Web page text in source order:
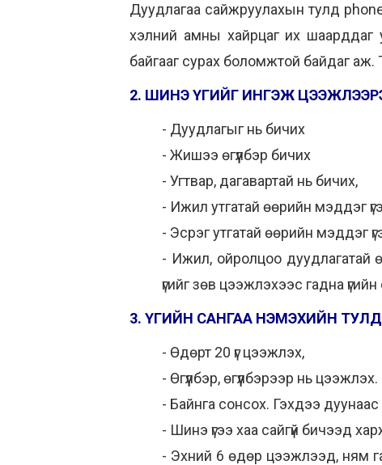
Дуудлагаа сайжруулахын тулд
хэлний амны хайрцаг их шаарддаг
байгааг сурах боломжтой байдаг аж.
2. ШИНЭ ҮГИЙГ ИНГЭЖ
- Дуудлагыг нь бичих
- Жишээ өгүүлбэр бичих
- Угтвар, дагавартай нь бичих,
- Ижил утгатай өөрийн мэддэг
- Эсрэг утгатай өөрийн мэддэг
- Ижил, ойролцоо дуудлагатай
үгийг зөв цээжлэхээс гадна
3. ҮГИЙН САНГАА НЭМЭХИЙН ТУЛД
- Өдөрт 20 үг цээжлэх,
- Өгүүлбэр, өгүүлбэрээр нь
- Байнга сонсох. Гэхдээ дуунаас
- Шинэ үгээ хаа сайгүй бичээд
- Эхний 6 өдөр цээжлээд, ням